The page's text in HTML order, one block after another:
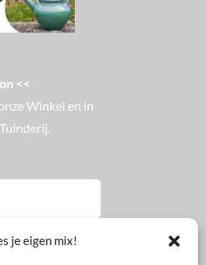
je eigen mix!
<<
Winkel en in